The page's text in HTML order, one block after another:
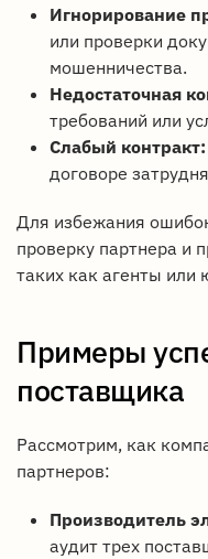
Игнорирование
или проверки
мошенничества.
Недостаточная
требований или
Слабый контракт:
договоре
Для избежания
проверку партнера и
таких как агенты или
Примеры
поставщика
Рассмотрим, как
партнеров:
Производитель
аудит трех